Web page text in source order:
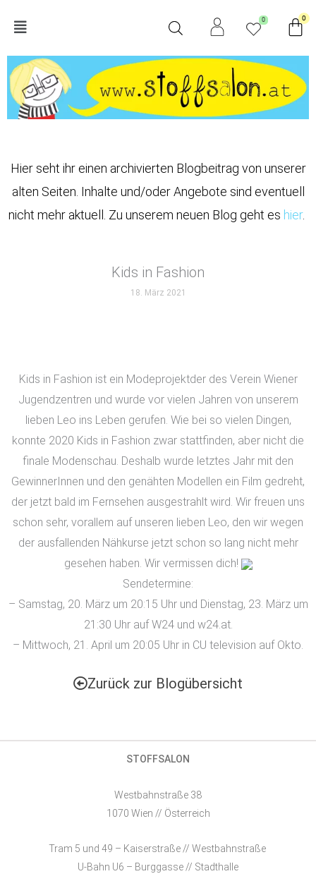
InhaltMain
Menu
0 0
Hier seht ihr einen archivierten Blogbeitrag von unserer
alten Seiten. Inhalte und/oder Angebote sind eventuell
nicht mehr aktuell. Zu unserem neuen Blog geht es hier.
Kids in Fashion
18. März 2021
Kids in Fashion ist ein Modeprojektder des Verein Wiener
Jugendzentren und wurde vor vielen Jahren von unserem
lieben Leo ins Leben gerufen. Wie bei so vielen Dingen,
konnte 2020 Kids in Fashion zwar stattfinden, aber nicht die
finale Modenschau. Deshalb wurde letztes Jahr mit den
GewinnerInnen und den genähten Modellen ein Film gedreht,
der jetzt bald im Fernsehen ausgestrahlt wird. Wir freuen uns
schon sehr, vorallem auf unseren lieben Leo, den wir wegen
der ausfallenden Nähkurse jetzt schon so lang nicht mehr
gesehen haben. Wir vermissen dich!
Sendetermine:
– Samstag, 20. März um 20:15 Uhr und Dienstag, 23. März um
21:30 Uhr auf W24 und w24.at.
– Mittwoch, 21. April um 20:05 Uhr in CU television auf Okto.
Zurück zur Blogübersicht
STOFFSALON
Westbahnstraße 38
1070 Wien // Österreich
Tram 5 und 49 – Kaiserstraße // Westbahnstraße
U-Bahn U6 – Burggasse // Stadthalle